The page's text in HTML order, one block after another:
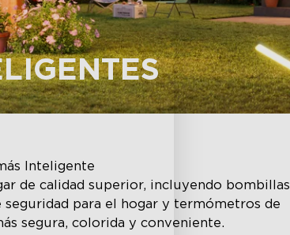
Inteligente
de calidad superior, incluyendo bombillas
para el hogar y termómetros de
segura, colorida y conveniente.